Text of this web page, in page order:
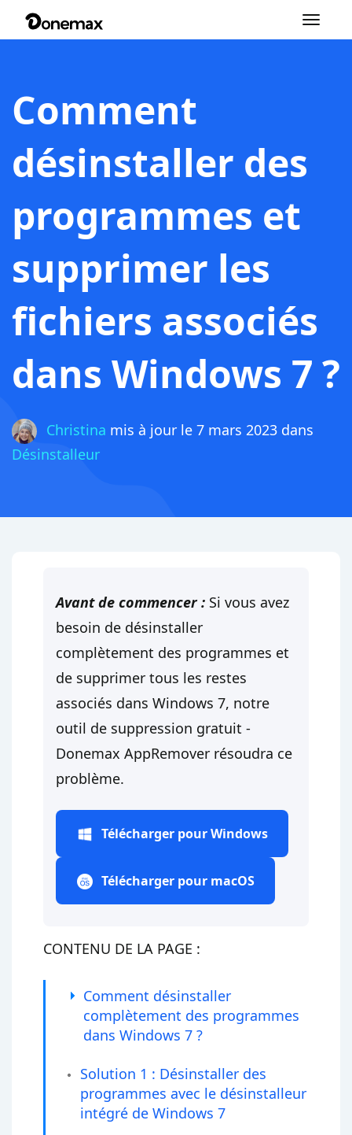
Basculer
navigation
Comment
désinstaller des
programmes et
supprimer les
fichiers associés
dans Windows 7 ?
Christina mis à jour le 7 mars 2023 dans
Désinstalleur
Avant de commencer : Si vous avez
besoin de désinstaller
complètement des programmes et
de supprimer tous les restes
associés dans Windows 7, notre
outil de suppression gratuit -
Donemax AppRemover résoudra ce
problème.
Télécharger pour Windows
Télécharger pour macOS
CONTENU DE LA PAGE :
Comment désinstaller
complètement des programmes
dans Windows 7 ?
Solution 1 : Désinstaller des
programmes avec le désinstalleur
intégré de Windows 7